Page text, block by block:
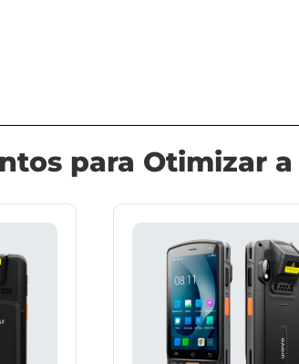
para Otimizar a